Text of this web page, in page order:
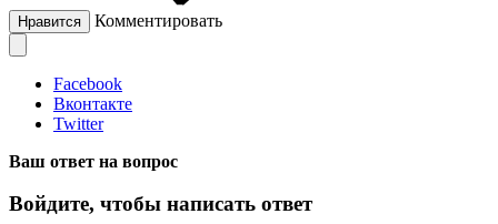
Нравится Комментировать
Facebook
Вконтакте
Twitter
Ваш ответ на вопрос
Войдите, чтобы написать ответ